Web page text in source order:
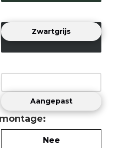
Zwartgrijs
Aangepast
Nee